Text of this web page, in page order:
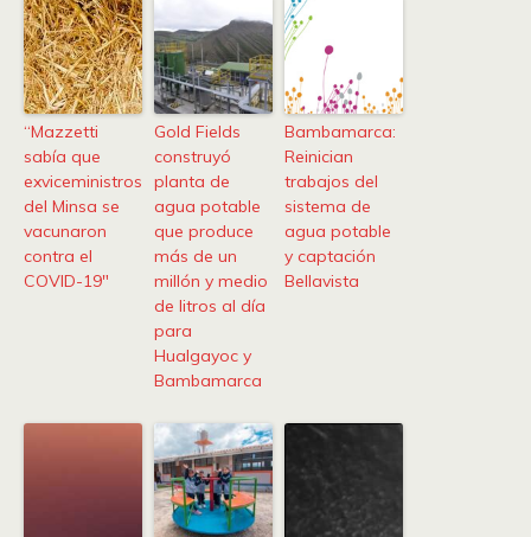
“Mazzetti
sabía que
exviceministros
del Minsa se
vacunaron
contra el
COVID-19″
Gold Fields
construyó
planta de
agua potable
que produce
más de un
millón y medio
de litros al día
para
Hualgayoc y
Bambamarca
Bambamarca:
Reinician
trabajos del
sistema de
agua potable
y captación
Bellavista